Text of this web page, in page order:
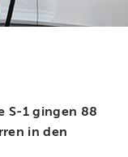
S-1 gingen 88
in den